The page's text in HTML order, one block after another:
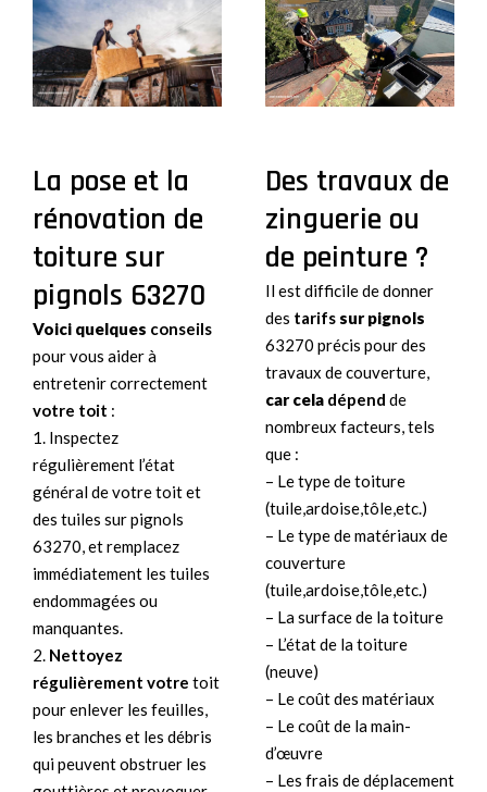
La pose et la
rénovation de
toiture sur
pignols 63270
Voici quelques conseils
pour vous aider à
entretenir correctement
votre toit :
1. Inspectez
régulièrement l’état
général de votre toit et
des tuiles sur pignols
63270, et remplacez
immédiatement les tuiles
endommagées ou
manquantes.
2. Nettoyez
régulièrement votre toit
pour enlever les feuilles,
les branches et les débris
qui peuvent obstruer les
Des travaux de
zinguerie ou
de peinture ?
Il est difficile de donner
des tarifs sur pignols
63270 précis pour des
travaux de couverture,
car cela dépend de
nombreux facteurs, tels
que :
– Le type de toiture
(tuile,ardoise,tôle,etc.)
– Le type de matériaux de
couverture
(tuile,ardoise,tôle,etc.)
– La surface de la toiture
– L’état de la toiture
(neuve)
– Le coût des matériaux
– Le coût de la main-
d’œuvre
– Les frais de déplacement